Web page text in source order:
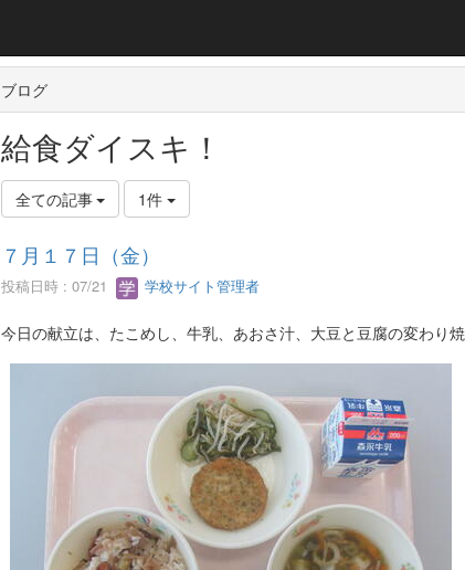
ブログ
給食ダイスキ！
全ての記事 1件
７月１７日（金）
投稿日時 : 07/21 学校サイト管理者
今日の献立は、たこめし、牛乳、あおさ汁、大豆と豆腐の変わり